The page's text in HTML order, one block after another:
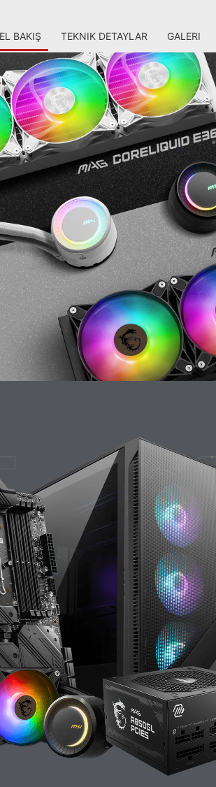
BAKIŞ TEKNIK DETAYLAR GALERI